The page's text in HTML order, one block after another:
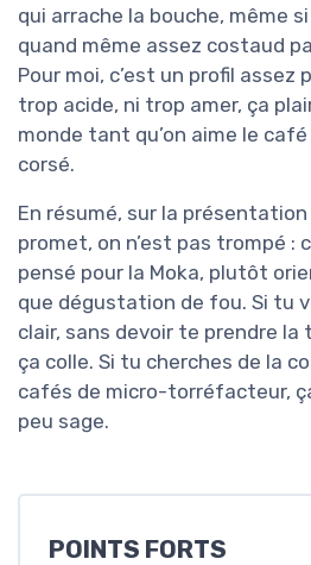
qui arrache la bouche, même
quand même assez costaud
Pour moi, c’est un profil
trop acide, ni trop amer, ça
monde tant qu’on aime le
corsé.
En résumé, sur la
promet, on n’est pas trompé :
pensé pour la Moka, plutôt
que dégustation de fou. Si tu
clair, sans devoir te prendre la
ça colle. Si tu cherches de la
cafés de micro-torréfacteur,
peu sage.
POINTS FORTS